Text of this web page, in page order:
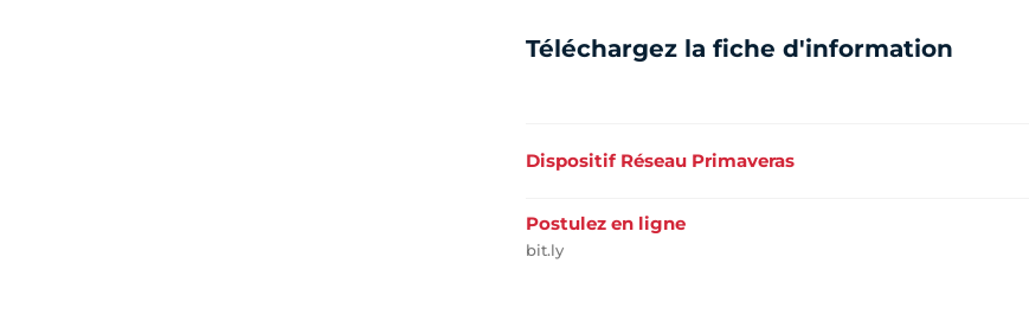
Téléchargez la fiche d'information
Dispositif Réseau Primaveras
Postulez en ligne
bit.ly